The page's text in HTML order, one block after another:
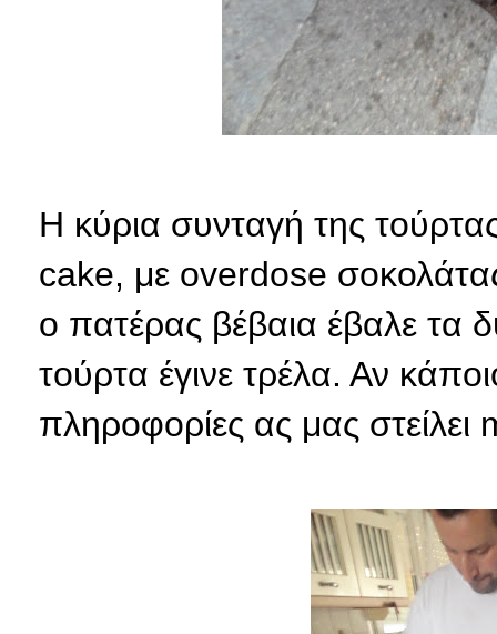
Η κύρια συνταγή της
cake, με overdose
ο πατέρας βέβαια έβαλε τα
τούρτα έγινε τρέλα. Αν
πληροφορίες ας μας στείλει